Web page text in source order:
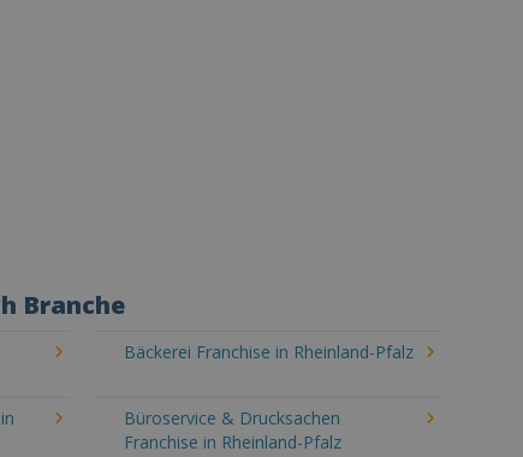
Branche
Bäckerei Franchise in Rheinland-Pfalz
Büroservice & Drucksachen
Franchise in Rheinland-Pfalz